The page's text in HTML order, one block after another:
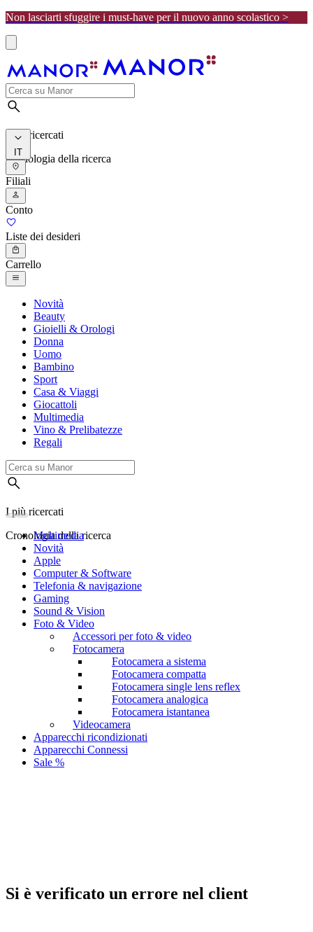
Non lasciarti sfuggire i must-have per il nuovo anno scolastico >
I più ricercati
Cronologia della ricerca
IT
Filiali
Conto
Liste dei desideri
Carrello
Novità
Beauty
Gioielli & Orologi
Donna
Uomo
Bambino
Sport
Casa & Viaggi
Giocattoli
Multimedia
Vino & Prelibatezze
Regali
I più ricercati
Cronologia della ricerca
Multimedia
Novità
Apple
Computer & Software
Telefonia & navigazione
Gaming
Sound & Vision
Foto & Video
Accessori per foto & video
Fotocamera
Fotocamera a sistema
Fotocamera compatta
Fotocamera single lens reflex
Fotocamera analogica
Fotocamera istantanea
Videocamera
Apparecchi ricondizionati
Apparecchi Connessi
Sale %
Si è verificato un errore nel client